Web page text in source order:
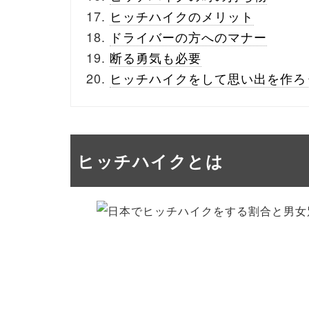
ヒッチハイクのメリット
ドライバーの方へのマナー
断る勇気も必要
ヒッチハイクをして思い出を作
ヒッチハイクとは